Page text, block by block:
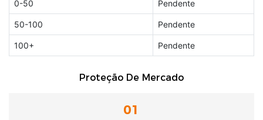
0-50 Pendente
50-100 Pendente
100+ Pendente
Proteção De Mercado
01